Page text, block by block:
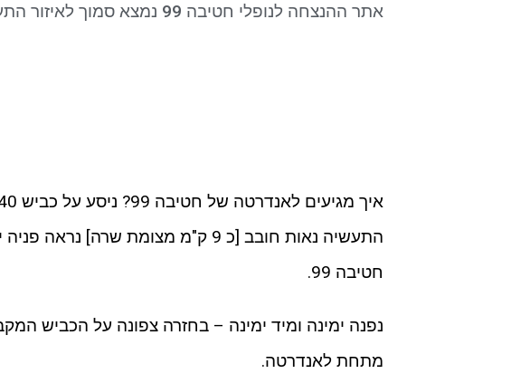
אתר ההנצחה לנופלי חטיבה 99 נמצא סמוך לאיזור התעשיה נאות חובב - על כביש 40
התעשיה נאות חובב [כ 9 ק"מ מצומת
חטיבה 99.
מתחת לאנדרטה.